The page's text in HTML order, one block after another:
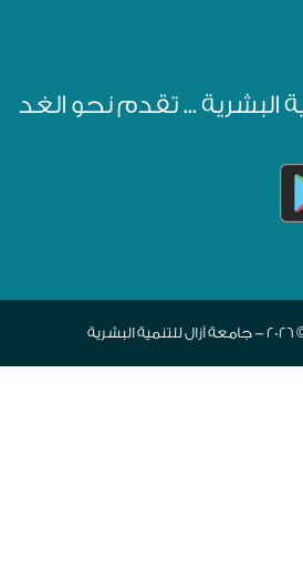
البشرية ... تقدم نحو الغد